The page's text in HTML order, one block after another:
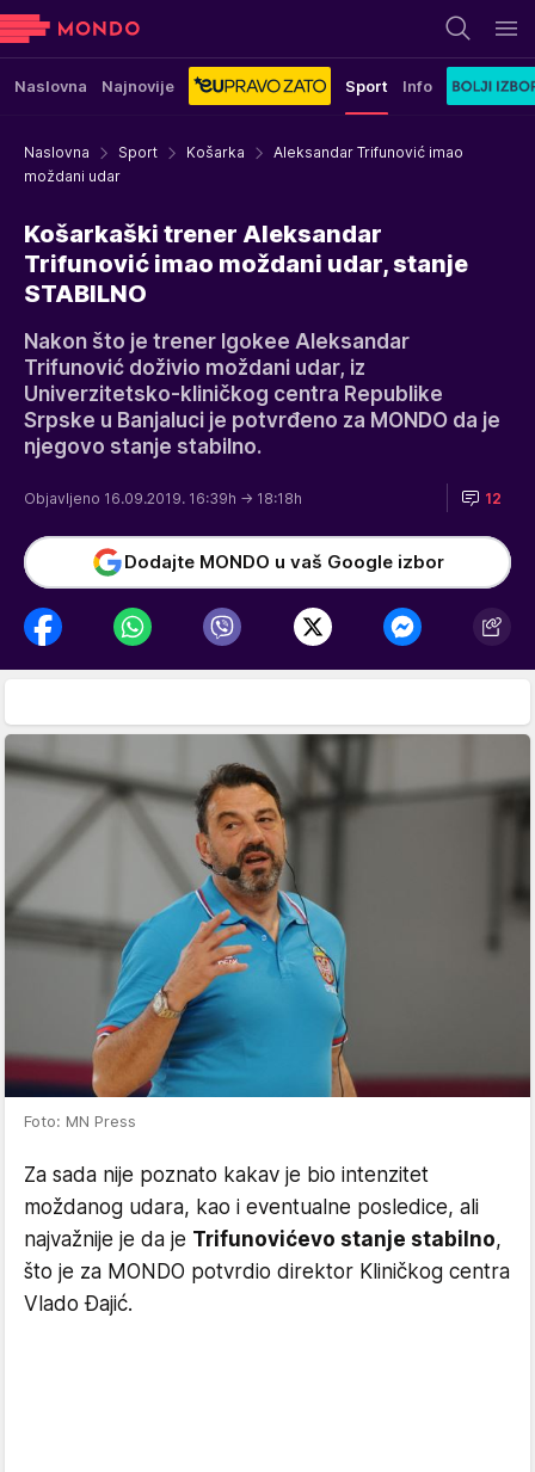
Naslovna Najnovije Sport Info
Naslovna Sport Košarka
Aleksandar Trifunović imao
moždani udar
Košarkaški trener Aleksandar
Trifunović imao moždani udar, stanje
STABILNO
Nakon što je trener Igokee Aleksandar
Trifunović doživio moždani udar, iz
Univerzitetsko-kliničkog centra Republike
Srpske u Banjaluci je potvrđeno za MONDO da je
njegovo stanje stabilno.
Objavljeno 16.09.2019. 16:39h → 18:18h 12
Dodajte MONDO u vaš Google izbor
Foto: MN Press
Za sada nije poznato kakav je bio intenzitet
moždanog udara, kao i eventualne posledice, ali
najvažnije je da je Trifunovićevo stanje stabilno,
što je za MONDO potvrdio direktor Kliničkog centra
Vlado Đajić.